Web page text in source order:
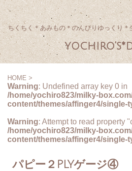
ちくちく＊あみもの＊のんびりゆっくり
HOME >
Warning: Undefined array key 0 in
/home/yochiro823/milky-
content/themes/affinger4/single-
Warning: Attempt to read property
/home/yochiro823/milky-
content/themes/affinger4/single-
パピー２PLYゲージ④